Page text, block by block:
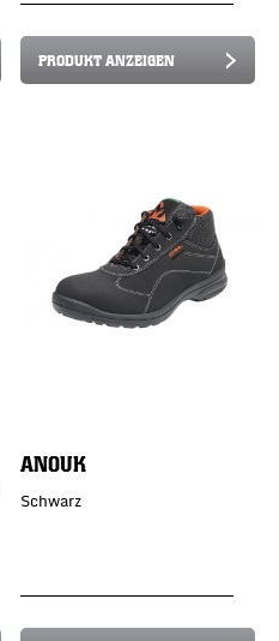
PRODUKT ANZEIGEN
ANOUK
Schwarz